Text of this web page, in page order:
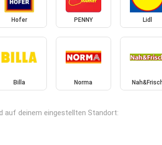
Hofer PENNY Lidl
Billa Norma
auf deinem eingestellten Standort: